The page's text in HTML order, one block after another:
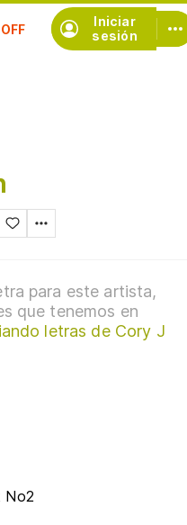
Iniciar
sesión
para este artista,
que tenemos en
letras de Cory J
No2